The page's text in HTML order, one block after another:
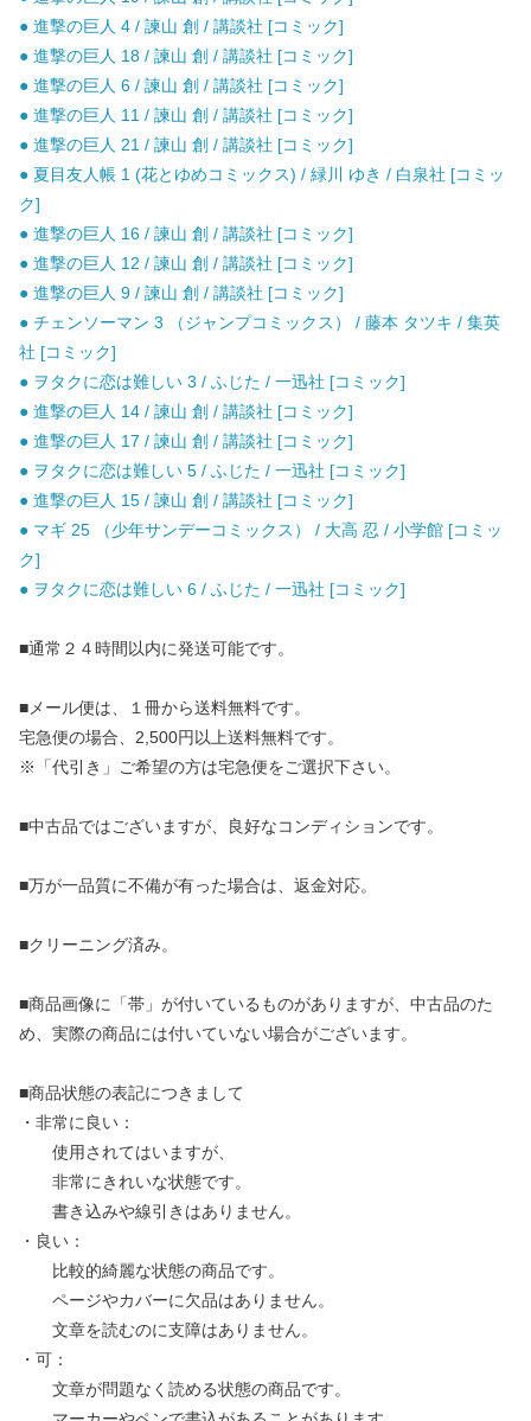
● 進撃の巨人 4 / 諫山 創 / 講談社 [コミック]
● 進撃の巨人 18 / 諫山 創 / 講談社 [コミック]
● 進撃の巨人 6 / 諫山 創 / 講談社 [コミック]
● 進撃の巨人 11 / 諫山 創 / 講談社 [コミック]
● 進撃の巨人 21 / 諫山 創 / 講談社 [コミック]
● 夏目友人帳 1 (花とゆめコミックス) / 緑川 ゆき / 白泉社 [コミッ
ク]
● 進撃の巨人 16 / 諫山 創 / 講談社 [コミック]
● 進撃の巨人 12 / 諫山 創 / 講談社 [コミック]
● 進撃の巨人 9 / 諫山 創 / 講談社 [コミック]
● チェンソーマン 3 （ジャンプコミックス） / 藤本 タツキ / 集英
社 [コミック]
● ヲタクに恋は難しい 3 / ふじた / 一迅社 [コミック]
● 進撃の巨人 14 / 諫山 創 / 講談社 [コミック]
● 進撃の巨人 17 / 諫山 創 / 講談社 [コミック]
● ヲタクに恋は難しい 5 / ふじた / 一迅社 [コミック]
● 進撃の巨人 15 / 諫山 創 / 講談社 [コミック]
● マギ 25 （少年サンデーコミックス） / 大高 忍 / 小学館 [コミッ
ク]
● ヲタクに恋は難しい 6 / ふじた / 一迅社 [コミック]
■通常２４時間以内に発送可能です。
■メール便は、１冊から送料無料です。
宅急便の場合、2,500円以上送料無料です。
※「代引き」ご希望の方は宅急便をご選択下さい。
■中古品ではございますが、良好なコンディションです。
■万が一品質に不備が有った場合は、返金対応。
■クリーニング済み。
■商品画像に「帯」が付いているものがありますが、中古品のた
め、実際の商品には付いていない場合がございます。
■商品状態の表記につきまして
・非常に良い：
使用されてはいますが、
非常にきれいな状態です。
書き込みや線引きはありません。
・良い：
比較的綺麗な状態の商品です。
ページやカバーに欠品はありません。
文章を読むのに支障はありません。
・可：
文章が問題なく読める状態の商品です。